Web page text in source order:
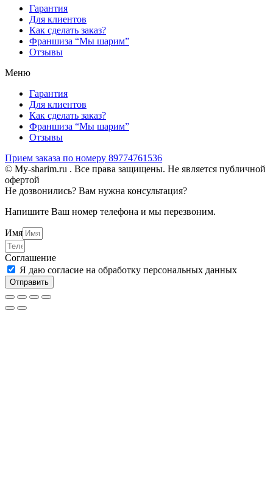
Гарантия
Для клиентов
Как сделать заказ?
Франшиза “Мы шарим”
Отзывы
Меню
Гарантия
Для клиентов
Как сделать заказ?
Франшиза “Мы шарим”
Отзывы
Прием заказа по номеру 89774761536
© My-sharim.ru . Все права защищены. Не является публичной
офертой
Не дозвонились? Вам нужна консультация?
Напишите Ваш номер телефона и мы перезвоним.
Имя
Соглашение
Я даю согласие на обработку персональных данных
Отправить